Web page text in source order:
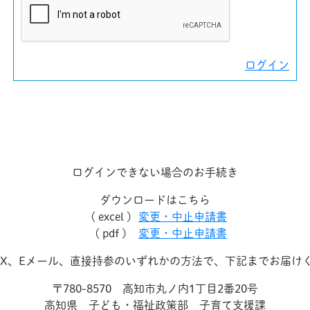
ログイン
ログインできない場合のお手続き
ダウンロードはこちら
( excel )
変更・中止申請書
( pdf )
変更・中止申請書
、Eメール、直接持参のいずれかの方法で、下記までお届け
〒780-8570 高知市丸ノ内1丁目2番20号
高知県 子ども・福祉政策部 子育て支援課